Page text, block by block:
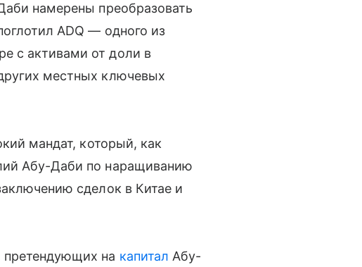
намерены преобразовать
ADQ — одного из
с активами от доли в
местных ключевых
мандат, который, как
Абу-Даби по наращиванию
сделок в Китае и
на капитал Абу-